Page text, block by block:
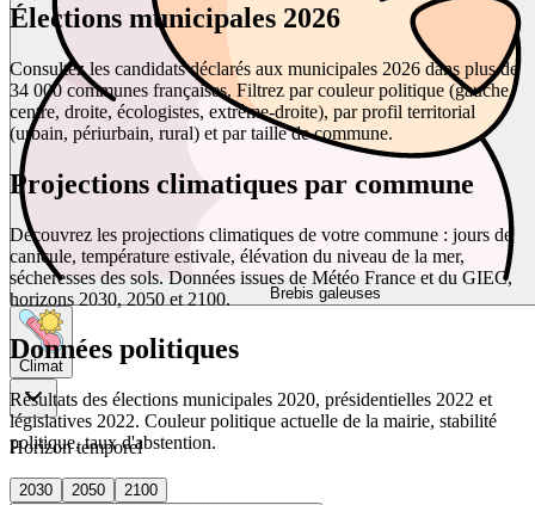
Brebis galeuses
Climat
Horizon temporel
2030 2050
2100
Élections municipales 2026
Consultez les candidats déclarés aux municipales 2026 dans plus de
34 000 communes françaises. Filtrez par couleur politique (gauche,
centre, droite, écologistes, extrême-droite), par profil territorial
(urbain, périurbain, rural) et par taille de commune.
Projections climatiques par commune
Découvrez les projections climatiques de votre commune : jours de
canicule, température estivale, élévation du niveau de la mer,
sécheresses des sols. Données issues de Météo France et du GIEC,
horizons 2030, 2050 et 2100.
Données politiques
Résultats des élections municipales 2020, présidentielles 2022 et
législatives 2022. Couleur politique actuelle de la mairie, stabilité
politique, taux d'abstention.